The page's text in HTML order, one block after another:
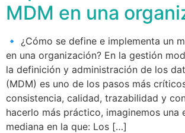
MDM en una
🔹 ¿Cómo se define e implementa un
en una organización? En la gestión
la definición y administración de los
(MDM) es uno de los pasos más
consistencia, calidad, trazabilidad y
hacerlo más práctico, imaginemos una
mediana en la que: Los […]